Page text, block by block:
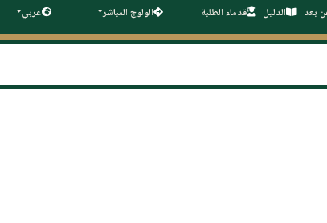
بعد الدليل قدماء الطلبة الولوج المباشر عربي